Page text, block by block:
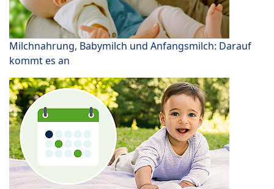
Milchnahrung, Babymilch und Anfangsmilch: Darauf
kommt es an